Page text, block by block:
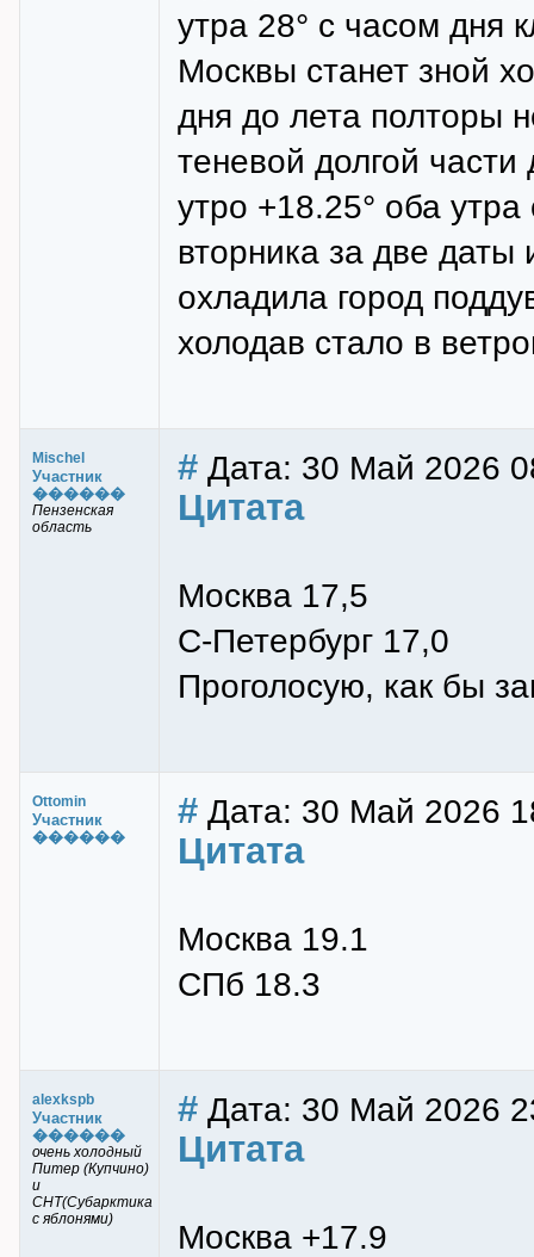
утра 28° с часом дня
Москвы станет зной
дня до лета полторы
теневой долгой
утро +18.25° оба
вторника за две
охладила город
холодав стало в
Mischel
Участник
������
Пензенская
область
# Дата: 30 Май 2026
Цитата
Москва 17,5
С-Петербург 17,0
Проголосую, как бы
Ottomin
Участник
������
# Дата: 30 Май 2026
Цитата
Москва 19.1
СПб 18.3
alexkspb
Участник
������
очень холодный
Питер (Купчино)
и
СНТ(Субарктика
с яблонями)
# Дата: 30 Май 2026
Цитата
Москва +17.9